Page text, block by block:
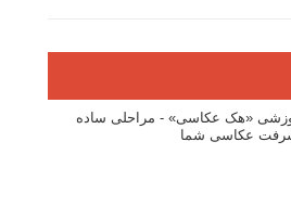
«هک عکاسی» - مراحلی ساده
عکاسی شما